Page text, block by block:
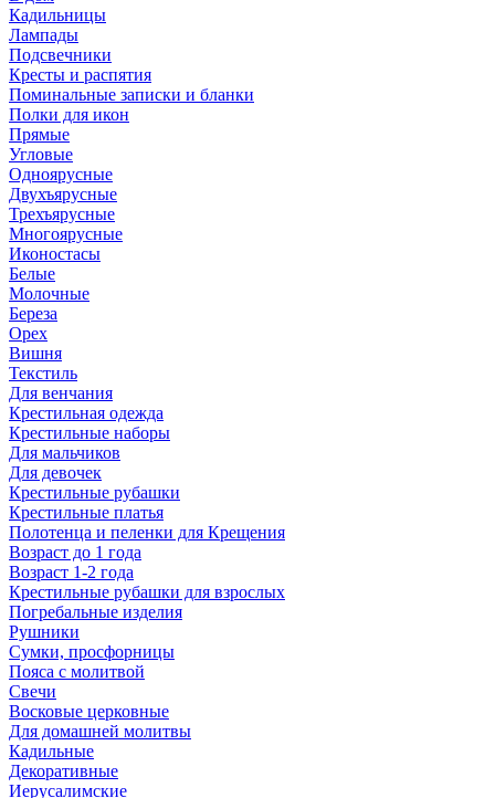
Кадильницы
Лампады
Подсвечники
Кресты и распятия
Поминальные записки и бланки
Полки для икон
Прямые
Угловые
Одноярусные
Двухъярусные
Трехъярусные
Многоярусные
Иконостасы
Белые
Молочные
Береза
Орех
Вишня
Текстиль
Для венчания
Крестильная одежда
Крестильные наборы
Для мальчиков
Для девочек
Крестильные рубашки
Крестильные платья
Полотенца и пеленки для Крещения
Возраст до 1 года
Возраст 1-2 года
Крестильные рубашки для взрослых
Погребальные изделия
Рушники
Сумки, просфорницы
Пояса с молитвой
Свечи
Восковые церковные
Для домашней молитвы
Кадильные
Декоративные
Иерусалимские